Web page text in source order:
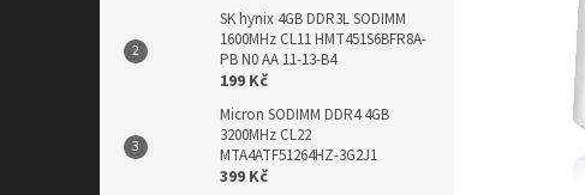
SK hynix 4GB DDR3L SODIMM
1600MHz CL11 HMT451S6BFR8A-
PB N0 AA 11-13-B4
199 Kč
Micron SODIMM DDR4 4GB
3200MHz CL22
MTA4ATF51264HZ-3G2J1
399 Kč